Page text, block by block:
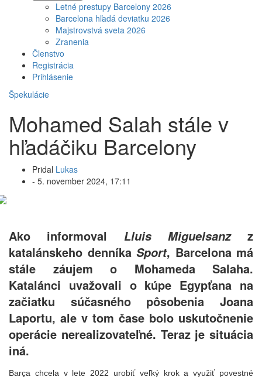
Letné prestupy Barcelony 2026
Barcelona hľadá deviatku 2026
Majstrovstvá sveta 2026
Zranenia
Členstvo
Registrácia
Prihlásenie
Špekulácie
Mohamed Salah stále v
hľadáčiku Barcelony
Pridal Lukas
- 5. november 2024, 17:11
Ako informoval Lluis Miguelsanzz
katalánskeho denníka Sport, Barcelona má
stále záujem o Mohameda Salaha.
Katalánci uvažovali o kúpe Egypťana na
začiatku súčasného pôsobenia Joana
Laportu, ale v tom čase bolo uskutočnenie
operácie nerealizovateľné. Teraz je situácia
iná.
Barça chcela v lete 2022 urobiť veľký krok a využiť povestné